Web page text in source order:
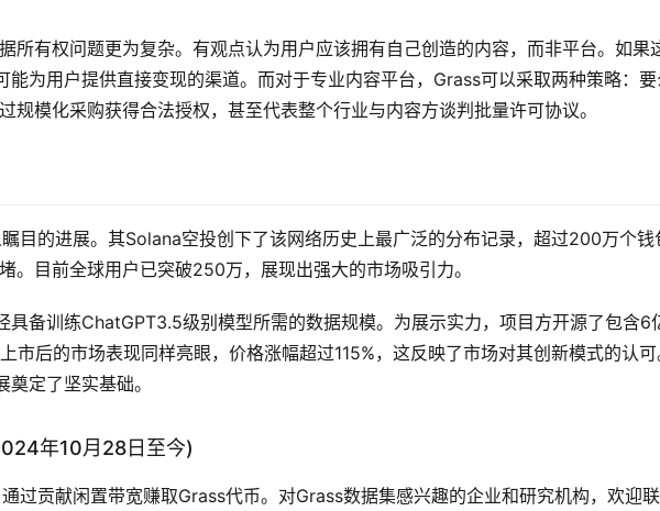
所有权问题更为复杂。有观点认为用户应该拥有自己创造的内容，而非平台。如果
能为用户提供直接变现的渠道。而对于专业内容平台，Grass可以采取两种策略：要
规模化采购获得合法授权，甚至代表整个行业与内容方谈判批量许可协议。
目的进展。其Solana空投创下了该网络历史上最广泛的分布记录，超过200万个钱
。目前全球用户已突破250万，展现出强大的市场吸引力。
具备训练ChatGPT3.5级别模型所需的数据规模。为展示实力，项目方开源了包含6
市后的市场表现同样亮眼，价格涨幅超过115%，这反映了市场对其创新模式的认可
定了坚实基础。
年10月28日至今)
过贡献闲置带宽赚取Grass代币。对Grass数据集感兴趣的企业和研究机构，欢迎